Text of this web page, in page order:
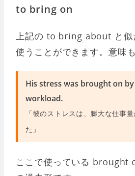
to bring on
上記の to bring about と似
使うことができます。意味
His stress was brought on
workload.
「彼のストレスは、膨大な仕事
た」
ここで使っている brought